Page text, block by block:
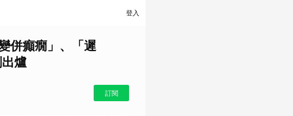
登入
併癲癇」、「遲
爐
訂閱